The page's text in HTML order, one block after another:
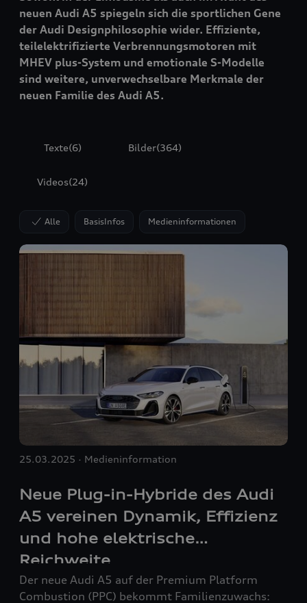
neuen Audi A5 spiegeln sich die sportlichen Gene
der Audi Designphilosophie wider. Effiziente,
teilelektrifizierte Verbrennungsmotoren mit
MHEV plus-System und emotionale S-Modelle
sind weitere, unverwechselbare Merkmale der
neuen Familie des Audi A5.
Texte(6) Bilder(364)
Videos(24)
Alle BasisInfos Medieninformationen
25.03.2025 Medieninformation
Neue Plug-in-Hybride des Audi
A5 vereinen Dynamik, Effizienz
und hohe elektrische
Reichweite
Der neue Audi A5 auf der Premium Platform
Combustion (PPC) bekommt Familienzuwachs: